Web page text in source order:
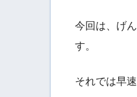
今回は、げ
す。
それでは早